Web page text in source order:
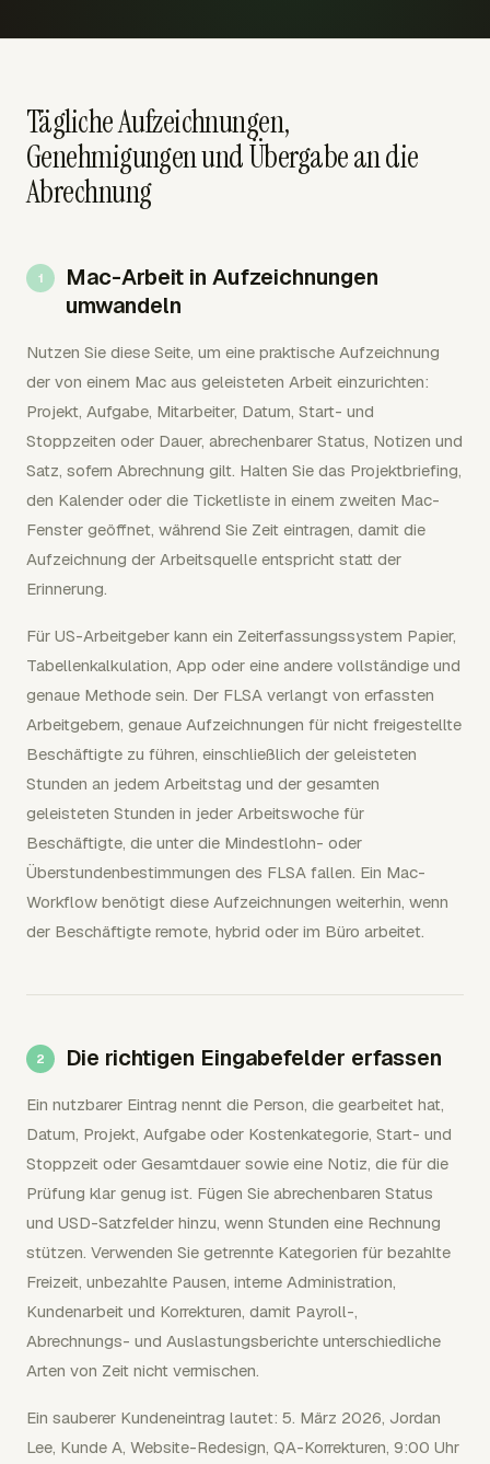
Tägliche Aufzeichnungen,
Genehmigungen und Übergabe an die
Abrechnung
Mac-Arbeit in Aufzeichnungen
umwandeln
Nutzen Sie diese Seite, um eine praktische Aufzeichnung
der von einem Mac aus geleisteten Arbeit einzurichten:
Projekt, Aufgabe, Mitarbeiter, Datum, Start- und
Stoppzeiten oder Dauer, abrechenbarer Status, Notizen und
Satz, sofern Abrechnung gilt. Halten Sie das Projektbriefing,
den Kalender oder die Ticketliste in einem zweiten Mac-
Fenster geöffnet, während Sie Zeit eintragen, damit die
Aufzeichnung der Arbeitsquelle entspricht statt der
Erinnerung.
Für US-Arbeitgeber kann ein Zeiterfassungssystem Papier,
Tabellenkalkulation, App oder eine andere vollständige und
genaue Methode sein. Der FLSA verlangt von erfassten
Arbeitgebern, genaue Aufzeichnungen für nicht freigestellte
Beschäftigte zu führen, einschließlich der geleisteten
Stunden an jedem Arbeitstag und der gesamten
geleisteten Stunden in jeder Arbeitswoche für
Beschäftigte, die unter die Mindestlohn- oder
Überstundenbestimmungen des FLSA fallen. Ein Mac-
Workflow benötigt diese Aufzeichnungen weiterhin, wenn
der Beschäftigte remote, hybrid oder im Büro arbeitet.
Die richtigen Eingabefelder erfassen
Ein nutzbarer Eintrag nennt die Person, die gearbeitet hat,
Datum, Projekt, Aufgabe oder Kostenkategorie, Start- und
Stoppzeit oder Gesamtdauer sowie eine Notiz, die für die
Prüfung klar genug ist. Fügen Sie abrechenbaren Status
und USD-Satzfelder hinzu, wenn Stunden eine Rechnung
stützen. Verwenden Sie getrennte Kategorien für bezahlte
Freizeit, unbezahlte Pausen, interne Administration,
Kundenarbeit und Korrekturen, damit Payroll-,
Abrechnungs- und Auslastungsberichte unterschiedliche
Arten von Zeit nicht vermischen.
Ein sauberer Kundeneintrag lautet: 5. März 2026, Jordan
Lee, Kunde A, Website-Redesign, QA-Korrekturen, 9:00 Uhr